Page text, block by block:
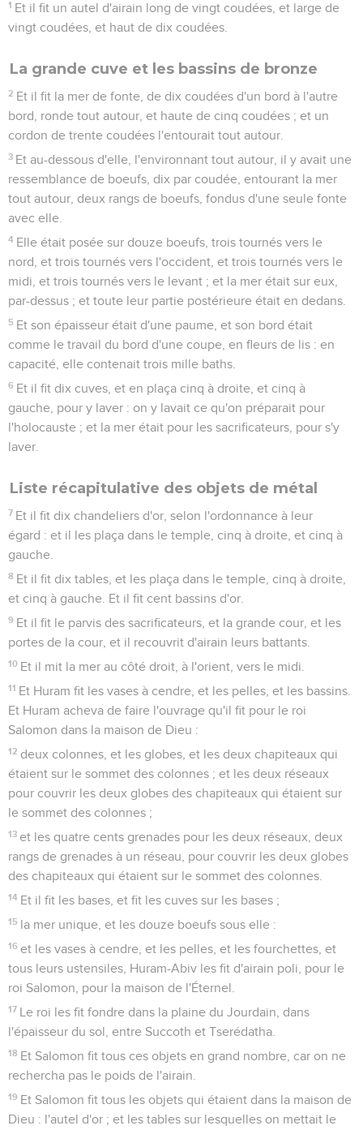
1 Et il fit un autel d'airain long de vingt coudées, et large de
vingt coudées, et haut de dix coudées.
La grande cuve et les bassins de bronze
2 Et il fit la mer de fonte, de dix coudées d'un bord à l'autre
bord, ronde tout autour, et haute de cinq coudées ; et un
cordon de trente coudées l'entourait tout autour.
3 Et au-dessous d'elle, l'environnant tout autour, il y avait une
ressemblance de boeufs, dix par coudée, entourant la mer
tout autour, deux rangs de boeufs, fondus d'une seule fonte
avec elle.
4 Elle était posée sur douze boeufs, trois tournés vers le
nord, et trois tournés vers l'occident, et trois tournés vers le
midi, et trois tournés vers le levant ; et la mer était sur eux,
par-dessus ; et toute leur partie postérieure était en dedans.
5 Et son épaisseur était d'une paume, et son bord était
comme le travail du bord d'une coupe, en fleurs de lis : en
capacité, elle contenait trois mille baths.
6 Et il fit dix cuves, et en plaça cinq à droite, et cinq à
gauche, pour y laver : on y lavait ce qu'on préparait pour
l'holocauste ; et la mer était pour les sacrificateurs, pour s'y
laver.
Liste récapitulative des objets de métal
7 Et il fit dix chandeliers d'or, selon l'ordonnance à leur
égard : et il les plaça dans le temple, cinq à droite, et cinq à
gauche.
8 Et il fit dix tables, et les plaça dans le temple, cinq à droite,
et cinq à gauche. Et il fit cent bassins d'or.
9 Et il fit le parvis des sacrificateurs, et la grande cour, et les
portes de la cour, et il recouvrit d'airain leurs battants.
10 Et il mit la mer au côté droit, à l'orient, vers le midi.
11 Et Huram fit les vases à cendre, et les pelles, et les bassins.
Et Huram acheva de faire l'ouvrage qu'il fit pour le roi
Salomon dans la maison de Dieu :
12 deux colonnes, et les globes, et les deux chapiteaux qui
étaient sur le sommet des colonnes ; et les deux réseaux
pour couvrir les deux globes des chapiteaux qui étaient sur
le sommet des colonnes ;
13 et les quatre cents grenades pour les deux réseaux, deux
rangs de grenades à un réseau, pour couvrir les deux globes
des chapiteaux qui étaient sur le sommet des colonnes.
14 Et il fit les bases, et fit les cuves sur les bases ;
15 la mer unique, et les douze boeufs sous elle :
16 et les vases à cendre, et les pelles, et les fourchettes, et
tous leurs ustensiles, Huram-Abiv les fit d'airain poli, pour le
roi Salomon, pour la maison de l'Éternel.
17 Le roi les fit fondre dans la plaine du Jourdain, dans
l'épaisseur du sol, entre Succoth et Tserédatha.
18 Et Salomon fit tous ces objets en grand nombre, car on ne
rechercha pas le poids de l'airain.
19 Et Salomon fit tous les objets qui étaient dans la maison de
Dieu : l'autel d'or ; et les tables sur lesquelles on mettait le